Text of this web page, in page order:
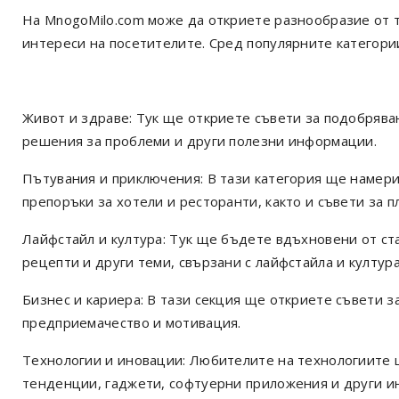
На MnogoMilo.com може да откриете разнообразие
интереси на посетителите. Сред популярните
Живот и здраве: Тук ще откриете съвети за
решения за проблеми и други полезни информации.
Пътувания и приключения: В тази категория ще
препоръки за хотели и ресторанти, както и съвети
Лайфстайл и култура: Тук ще бъдете вдъхновени от
рецепти и други теми, свързани с лайфстайла и
Бизнес и кариера: В тази секция ще откриете съвети
предприемачество и мотивация.
Технологии и иновации: Любителите на
тенденции, гаджети, софтуерни приложения и други